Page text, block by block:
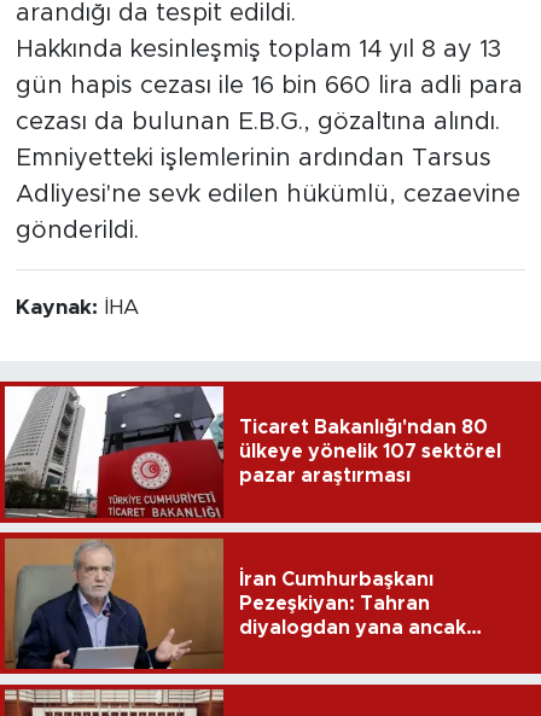
arandığı da tespit edildi.
Hakkında kesinleşmiş toplam 14 yıl 8 ay 13
gün hapis cezası ile 16 bin 660 lira adli para
cezası da bulunan E.B.G., gözaltına alındı.
Emniyetteki işlemlerinin ardından Tarsus
Adliyesi'ne sevk edilen hükümlü, cezaevine
gönderildi.
Kaynak: İHA
Ticaret Bakanlığı'ndan 80
ülkeye yönelik 107 sektörel
pazar araştırması
İran Cumhurbaşkanı
Pezeşkiyan: Tahran
diyalogdan yana ancak